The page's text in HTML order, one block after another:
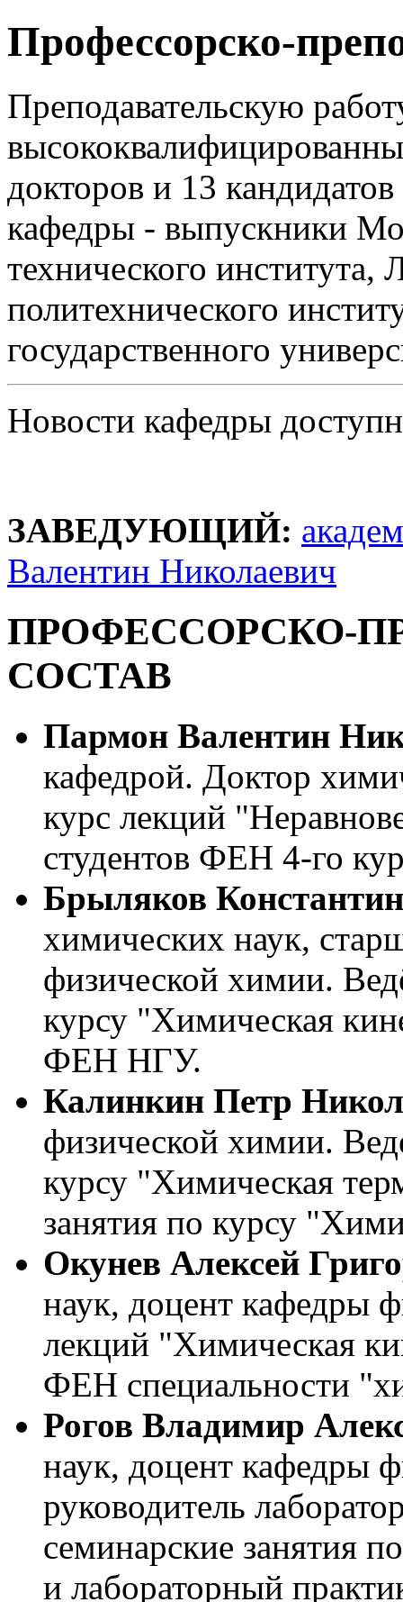
Профессорско-
Преподавательскую
докторов и 13
кафедры - выпускники
технического института,
политехнического
государственного
Новости кафедры
ЗАВЕДУЮЩИЙ:
Валентин Николаевич
ПРОФЕССОРСКО-
СОСТАВ
Пармон Валентин
кафедрой. Доктор
курс лекций
студентов ФЕН 4-го
Брыляков
химических наук,
физической химии.
курсу "Химическая
ФЕН НГУ.
Калинкин Петр
физической химии.
курсу "Химическая
занятия по курсу
Окунев Алексей
наук, доцент кафедры
лекций "Химическая
ФЕН специальности
Рогов Владимир
наук, доцент кафедры
руководитель
семинарские занятия
и лабораторный